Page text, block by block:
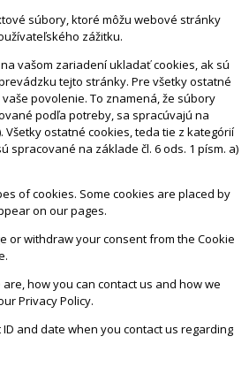
súbory, ktoré môžu webové stránky
zážitku.
vašom zariadení ukladať cookies, ak sú
tejto stránky. Pre všetky ostatné
povolenie. To znamená, že súbory
podľa potreby, sa spracúvajú na
Všetky ostatné cookies, teda tie z kategórií
spracované na základe čl. 6 ods. 1 písm. a)
of cookies. Some cookies are placed by
on our pages.
or withdraw your consent from the Cookie
how you can contact us and how we
Privacy Policy.
and date when you contact us regarding